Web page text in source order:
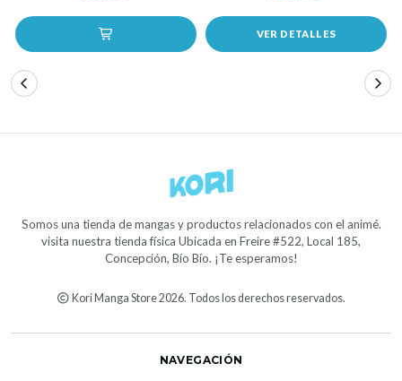
VER DETALLES
Somos una tienda de mangas y productos relacionados con el animé.
visita nuestra tienda física Ubicada en Freire #522, Local 185,
Concepción, Bío Bío. ¡Te esperamos!
Kori Manga Store 2026. Todos los derechos reservados.
NAVEGACIÓN